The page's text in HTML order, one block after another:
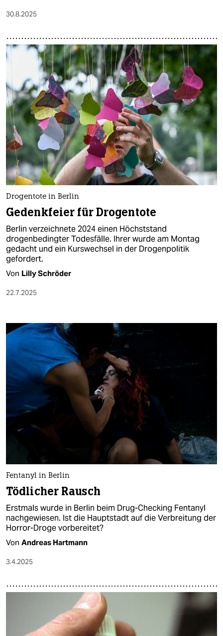
30.8.2025
Drogentote in Berlin
Gedenkfeier für Drogentote
Berlin verzeichnete 2024 einen Höchststand
drogenbedingter Todesfälle. Ihrer wurde am Montag
gedacht und ein Kurswechsel in der Drogenpolitik
gefordert.
Von Lilly Schröder
22.7.2025
Fentanyl in Berlin
Tödlicher Rausch
Erstmals wurde in Berlin beim Drug-Checking Fentanyl
nachgewiesen. Ist die Hauptstadt auf die Verbreitung der
Horror-Droge vorbereitet?
Von Andreas Hartmann
3.4.2025